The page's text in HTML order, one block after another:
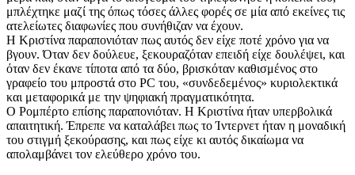
μπλέχτηκε μαζί της όπως τόσες άλλες φορές σε μία από εκείνες τις
ατελείωτες διαφωνίες που συνήθιζαν να έχουν.
Η Κριστίνα παραπονιόταν πως αυτός δεν είχε ποτέ χρόνο για να
βγουν. Όταν δεν δούλευε, ξεκουραζόταν επειδή είχε δουλέψει, και
όταν δεν έκανε τίποτα από τα δύο, βρισκόταν καθισμένος στο
γραφείο του μπροστά στο PC του, «συνδεδεμένος» κυριολεκτικά
και μεταφορικά με την ψηφιακή πραγματικότητα.
Ο Ρομπέρτο επίσης παραπονιόταν. Η Κριστίνα ήταν υπερβολικά
απαιτητική. Έπρεπε να καταλάβει πως το Ίντερνετ ήταν η μοναδική
του στιγμή ξεκούρασης, και πως είχε κι αυτός δικαίωμα να
απολαμβάνει τον ελεύθερο χρόνο του.